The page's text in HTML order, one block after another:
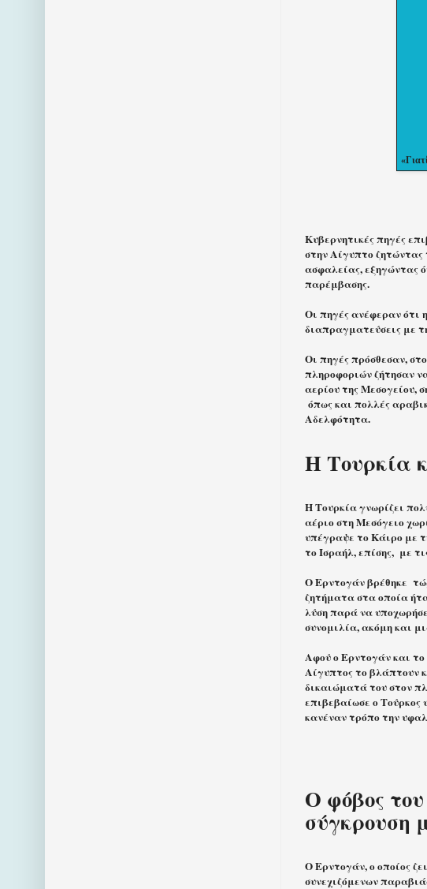
Κυβερνητικές πηγές
στην Αίγυπτο
ασφαλείας, εξηγώντας
παρέμβασης.
Οι πηγές ανέφεραν ότι
διαπραγματεύσεις με
Οι πηγές πρόσθεσαν,
πληροφοριών ζήτησαν
αερίου της Μεσογείου,
όπως και πολλές
Αδελφότητα.
Η Τουρκία
Η Τουρκία γνωρίζει
αέριο στη Μεσόγειο
υπέγραψε το Κάιρο με
το Ισραήλ, επίσης, με
Ο Ερντογάν βρέθηκε
ζητήματα στα οποία
λύση παρά να
συνομιλία, ακόμη και
Αφού ο Ερντογάν και το
Αίγυπτος το βλάπτουν
δικαιώματά του στον
επιβεβαίωσε ο Τούρκος
κανέναν τρόπο την
Ο φόβος
σύγκρουση
Ο Ερντογάν, ο οποίος
συνεχιζόμενων